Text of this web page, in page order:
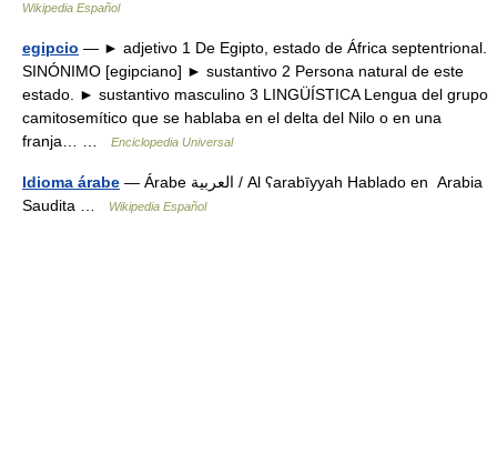
Wikipedia Español
egipcio — ► adjetivo 1 De Egipto, estado de África septentrional.
SINÓNIMO [egipciano] ► sustantivo 2 Persona natural de este
estado. ► sustantivo masculino 3 LINGÜÍSTICA Lengua del grupo
camitosemítico que se hablaba en el delta del Nilo o en una
franja… …
Enciclopedia Universal
Idioma árabe — Árabe العربية / Al ʕarabīyyah Hablado en Arabia
Saudita …
Wikipedia Español